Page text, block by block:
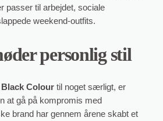
passer til arbejdet, sociale
weekend‑outfits.
personlig stil
Black Colour til noget særligt, er
at gå på kompromis med
brand har gennem årene skabt et